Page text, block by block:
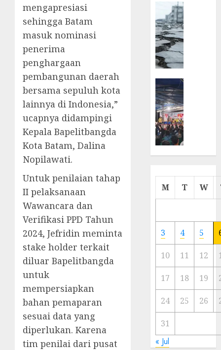
mengapresiasi
sehingga Batam
masuk nominasi
penerima
penghargaan
pembangunan daerah
bersama sepuluh kota
lainnya di Indonesia,”
ucapnya didampingi
Kepala Bapelitbangda
Kota Batam, Dalina
Nopilawati.
Untuk penilaian tahap
II pelaksanaan
Wawancara dan
Verifikasi PPD Tahun
2024, Jefridin meminta
stake holder terkait
diluar Bapelitbangda
untuk
mempersiapkan
bahan pemaparan
sesuai data yang
diperlukan. Karena
tim penilai dari pusat
Cermin
Ibu
Kota
23/11/
M T W
3 4 5
10 11 12
17 18 19
24 25 26
31
« Jul